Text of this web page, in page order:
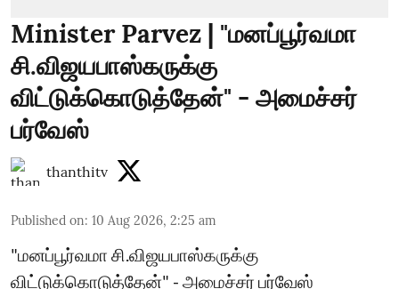
Minister Parvez | "மனப்பூர்வமா
சி.விஜயபாஸ்கருக்கு
விட்டுக்கொடுத்தேன்" - அமைச்சர்
பர்வேஸ்
thanthitv
Published on: 10 Aug 2026, 2:25 am
"மனப்பூர்வமா சி.விஜயபாஸ்கருக்கு
விட்டுக்கொடுத்தேன்" - அமைச்சர் பர்வேஸ்